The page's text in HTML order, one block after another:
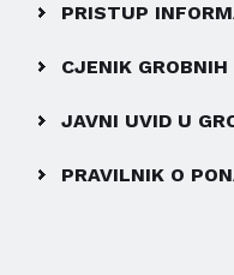
PRISTUP
CJENIK
JAVNI UVID U
PRAVILNIK O